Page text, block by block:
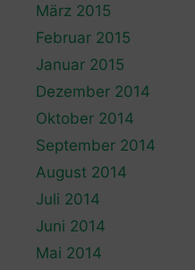
März 2015
Februar 2015
Januar 2015
Dezember 2014
Oktober 2014
September 2014
August 2014
Juli 2014
Juni 2014
Mai 2014